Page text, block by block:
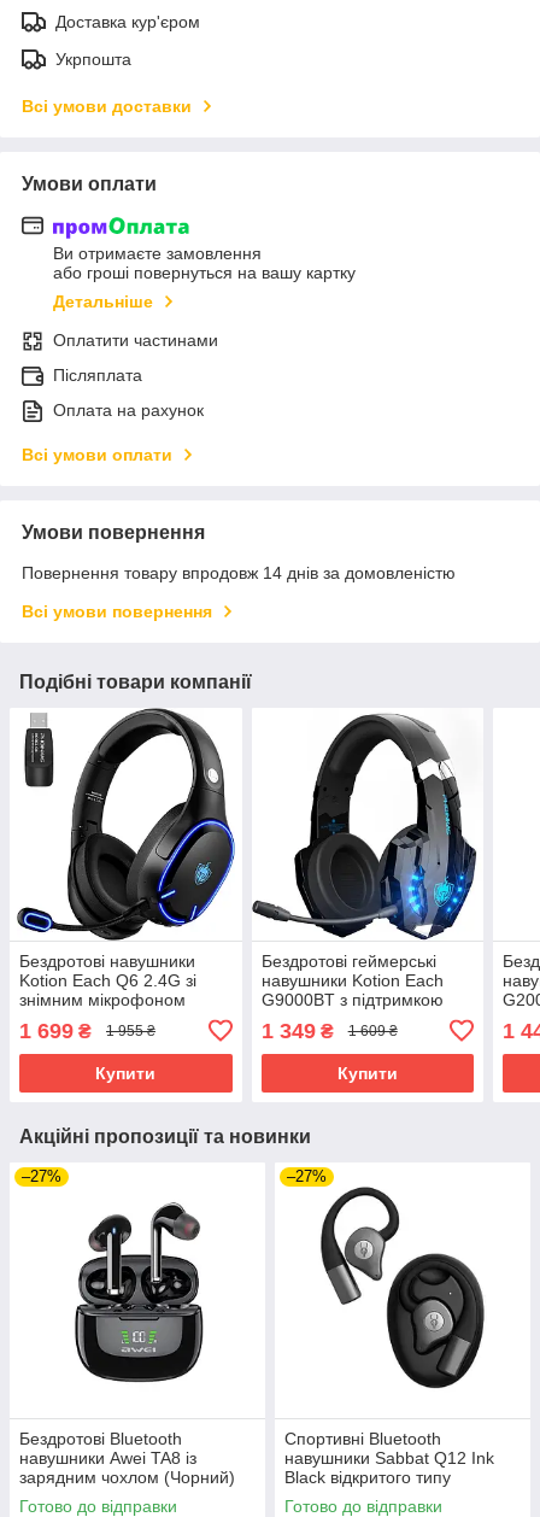
Доставка кур'єром
Укрпошта
Всі умови доставки
Умови оплати
Ви отримаєте замовлення
або гроші повернуться на вашу картку
Детальніше
Оплатити частинами
Післяплата
Оплата на рахунок
Всі умови оплати
Умови повернення
Повернення товару впродовж 14 днів за домовленістю
Всі умови повернення
Подібні товари компанії
Бездротові навушники
Kotion Each Q6 2.4G зі
знімним мікрофоном
1 699 ₴ 1 955 ₴
Купити
Бездротові геймерські
навушники Kotion Each
G9000BT з підтримкою
об'ємного звуку 7.1 Stereo
Sound (Чорно-синій)
1 349₴ 1 609 ₴
Купити
1
Акційні пропозиції та новинки
–27%
Бездротові Bluetooth
навушники Awei TA8 із
зарядним чохлом (Чорний)
Готово до відправки
–27%
Спортивні Bluetooth
навушники Sabbat Q12 Ink
Black відкритого типу
(Чорний)
Готово до відправки